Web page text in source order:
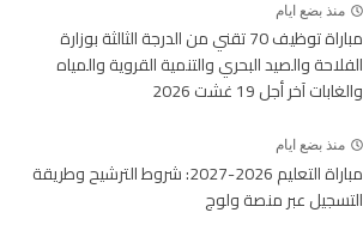
منذ بضع ايام
مباراة توظيف 70 تقني من الدرجة الثالثة بوزارة
الفلاحة والصيد البحري والتنمية القروية والمياه
والغابات آخر أجل 19 غشت 2026
منذ بضع ايام
مباراة التعليم 2026-2027: شروط الترشيح وطريقة
التسجيل عبر منصة ولوج